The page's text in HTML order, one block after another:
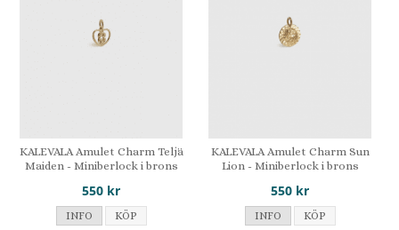
KALEVALA Amulet Charm Teljä
Maiden - Miniberlock i brons
550 kr
INFO KÖP
KALEVALA Amulet Charm Sun
Lion - Miniberlock i brons
550 kr
INFO KÖP